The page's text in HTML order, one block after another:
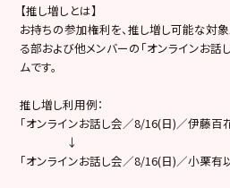
【推し増しとは】
お持ちの参加権利を、推し増し可能な対
る部および他メンバーの「オンラインお話
ムです。
推し増し利用例：
「オンラインお話し会／8/16(日)／伊藤百
↓
「オンラインお話し会／8/16(日)／小栗有